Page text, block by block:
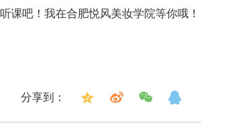
课吧！我在合肥悦风美妆学院等你哦！
分享到：